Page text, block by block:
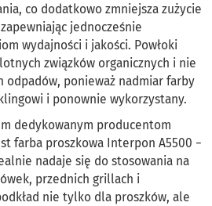
co dodatkowo zmniejsza zużycie
jednocześnie
wydajności i jakości. Powłoki
związków organicznych i nie
odpadów, ponieważ nadmiar farby
i ponownie wykorzystany.
dedykowanym producentom
farba proszkowa Interpon A5500 −
nadaje się do stosowania na
przednich grillach i
nie tylko dla proszków, ale